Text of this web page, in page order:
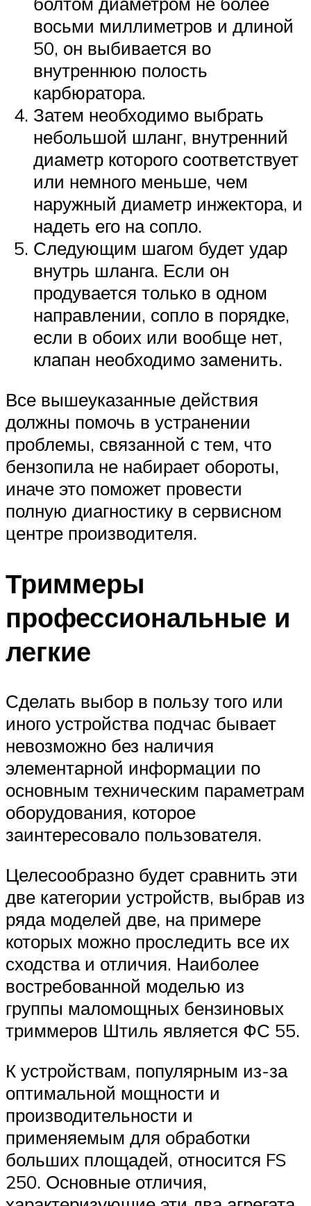
восьми миллиметров и длиной
50, он выбивается во
внутреннюю полость
карбюратора.
Затем необходимо выбрать
небольшой шланг, внутренний
диаметр которого соответствует
или немного меньше, чем
наружный диаметр инжектора, и
надеть его на сопло.
Следующим шагом будет удар
внутрь шланга. Если он
продувается только в одном
направлении, сопло в порядке,
если в обоих или вообще нет,
клапан необходимо заменить.
Все вышеуказанные действия
должны помочь в устранении
проблемы, связанной с тем, что
бензопила не набирает обороты,
иначе это поможет провести
полную диагностику в сервисном
центре производителя.
Триммеры
профессиональные и
легкие
Сделать выбор в пользу того или
иного устройства подчас бывает
невозможно без наличия
элементарной информации по
основным техническим параметрам
оборудования, которое
заинтересовало пользователя.
Целесообразно будет сравнить эти
две категории устройств, выбрав из
ряда моделей две, на примере
которых можно проследить все их
сходства и отличия. Наиболее
востребованной моделью из
группы маломощных бензиновых
триммеров Штиль является ФС 55.
К устройствам, популярным из-за
оптимальной мощности и
производительности и
применяемым для обработки
больших площадей, относится FS
250. Основные отличия,